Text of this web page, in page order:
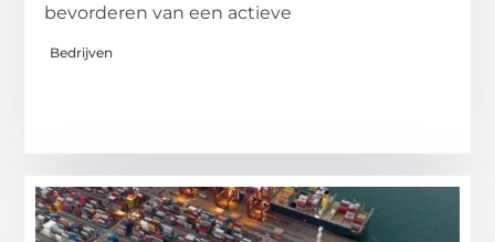
bevorderen van een actieve
Bedrijven